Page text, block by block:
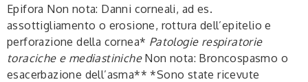
Epifora Non nota: Danni corneali, ad es.
assottigliamento o erosione, rottura dell’epitelio e
perforazione della cornea* Patologie respiratorie
toraciche e mediastinicheNon nota: Broncospasmo o
esacerbazione dell’asma** *Sono state ricevute